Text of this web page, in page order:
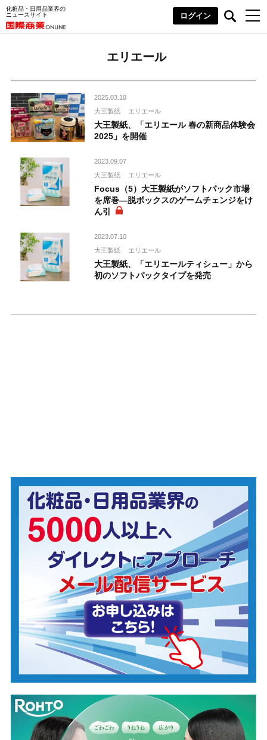
化粧品・日用品業界の
ニュースサイト
ログイン
エリエール
2025.03.18
大王製紙
エリエール
大王製紙、「エリエール 春の新商品体験会
2025」を開催
2023.09.07
大王製紙
エリエール
Focus（5）大王製紙がソフトパック市場
を席巻―脱ボックスのゲームチェンジをけ
ん引
2023.07.10
大王製紙
エリエール
大王製紙、「エリエールティシュー」から
初のソフトパックタイプを発売